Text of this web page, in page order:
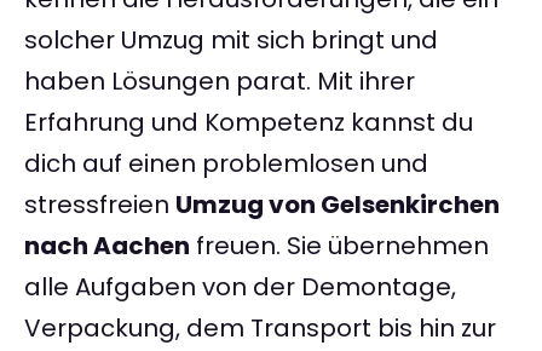
solcher Umzug mit sich bringt und
haben Lösungen parat. Mit ihrer
Erfahrung und Kompetenz kannst du
dich auf einen problemlosen und
stressfreien Umzug von Gelsenkirchen
nach Aachen freuen. Sie übernehmen
alle Aufgaben von der Demontage,
Verpackung, dem Transport bis hin zur